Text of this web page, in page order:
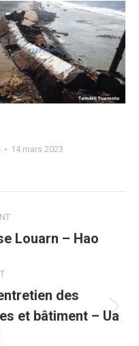
tamarii 3
14 mars 2023
Louarn – Hao
des
et bâtiment – Ua